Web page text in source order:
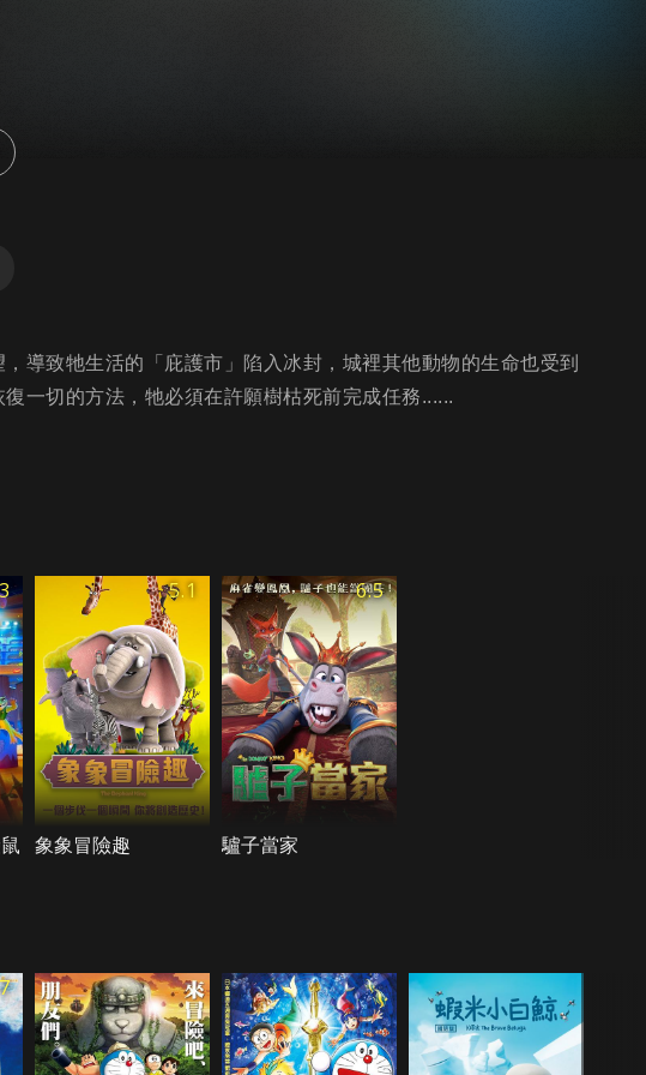
導致牠生活的「庇護市」陷入冰封，城裡其他動物的生命也受到
一切的方法，牠必須在許願樹枯死前完成任務......
5.1
象象冒險趣
6.5
驢子當家